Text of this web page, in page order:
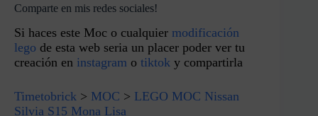
Comparte en mis redes sociales!
Si haces este Moc o cualquier modificación
lego de esta web seria un placer poder ver tu
creación en instagram o tiktok y compartirla
Timetobrick > MOC > LEGO MOC Nissan
Silvia S15 Mona Lisa